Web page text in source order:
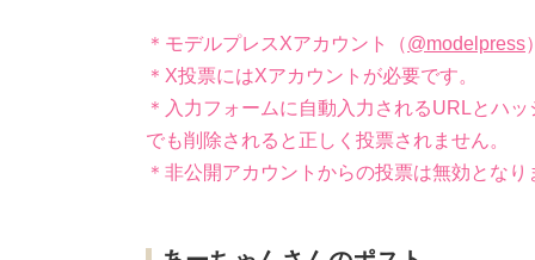
＊モデルプレスXアカウント（@modelpress
＊X投票にはXアカウントが必要です。
＊入力フォームに自動入力されるURLとハッ
でも削除されると正しく投票されません。
＊非公開アカウントからの投票は無効となり